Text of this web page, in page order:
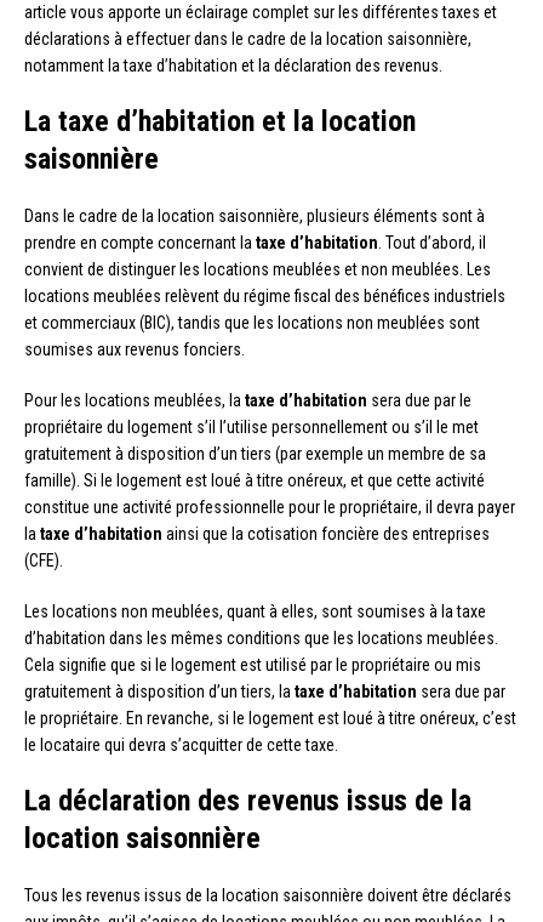
article vous apporte un éclairage complet sur les différentes taxes et
déclarations à effectuer dans le cadre de la location saisonnière,
notamment la taxe d’habitation et la déclaration des revenus.
La taxe d’habitation et la location
saisonnière
Dans le cadre de la location saisonnière, plusieurs éléments sont à
prendre en compte concernant lataxe d’habitation. Tout d’abord, il
convient de distinguer les locations meublées et non meublées. Les
locations meublées relèvent du régime fiscal des bénéfices industriels
et commerciaux (BIC), tandis que les locations non meublées sont
soumises aux revenus fonciers.
Pour les locations meublées, lataxe d’habitation sera due par le
propriétaire du logement s’il l’utilise personnellement ou s’il le met
gratuitement à disposition d’un tiers (par exemple un membre de sa
famille). Si le logement est loué à titre onéreux, et que cette activité
constitue une activité professionnelle pour le propriétaire, il devra payer
lataxe d’habitation ainsi que la cotisation foncière des entreprises
(CFE).
Les locations non meublées, quant à elles, sont soumises à la taxe
d’habitation dans les mêmes conditions que les locations meublées.
Cela signifie que si le logement est utilisé par le propriétaire ou mis
gratuitement à disposition d’un tiers, lataxe d’habitation sera due par
le propriétaire. En revanche, si le logement est loué à titre onéreux, c’est
le locataire qui devra s’acquitter de cette taxe.
La déclaration des revenus issus de la
location saisonnière
Tous les revenus issus de la location saisonnière doivent être déclarés